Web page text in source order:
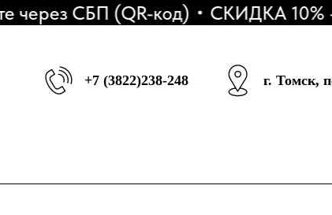
СБП (QR-код) СКИДКА 10% - На
+7 (3822)238-248 г. Томск,